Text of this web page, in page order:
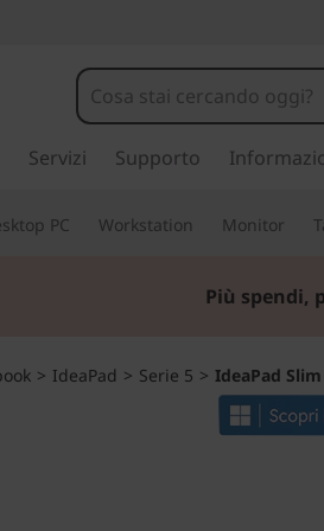
Servizi Supporto
PC Workstation Monitor
Più spendi,
> IdeaPad > Serie 5 > IdeaPad